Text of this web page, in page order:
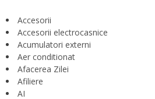
Accesorii
Accesorii electrocasnice
Acumulatori externi
Aer conditionat
Afacerea Zilei
Afiliere
AI